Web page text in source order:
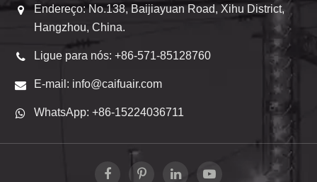
Endereço: No.138, Baijiayuan Road, Xihu District,
Hangzhou, China.
Ligue para nós: +86-571-85128760
E-mail: info@caifuair.com
WhatsApp: +86-15224036711